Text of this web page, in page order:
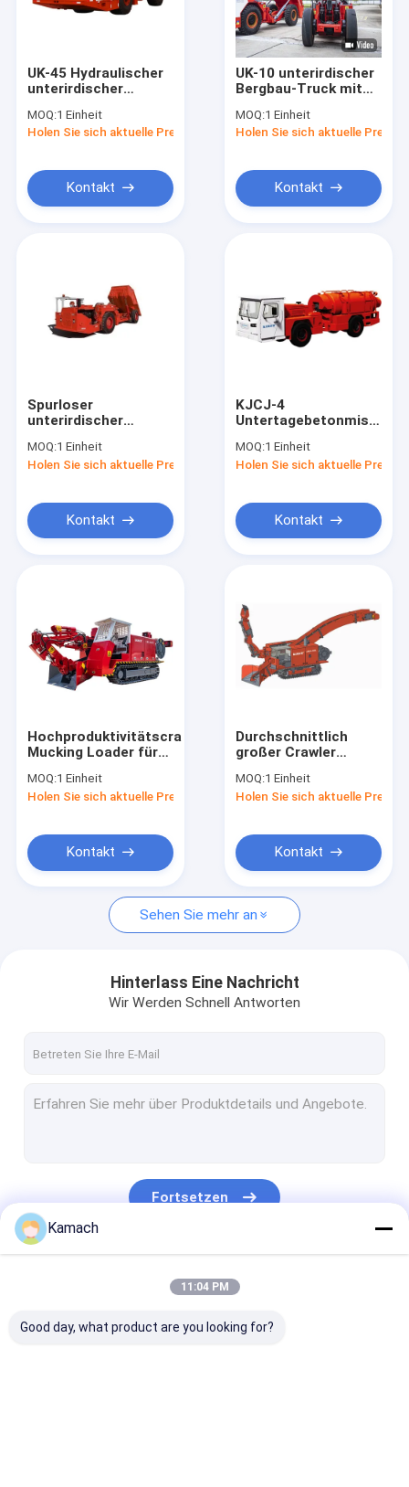
Über uns
Fabrik Tour
Alle Fälle
Referenzen
Rotations-Blastlochbohranlage
Oberflächenbohrgerät
Crawler-Mucking-Loader
UK-45 Hydraulischer
unterirdischer
Zentrale Gelenk 45
Tonnen
MOQ:1 Einheit
Holen Sie sich aktuelle Preis
Kontakt
UK-10 unterirdischer
Bergbau-Truck mit
von 10 t
MOQ:1 Einheit
Holen Sie sich aktuelle Preis
Kontakt
Spurloser
unterirdischer
für Erz effizient
langlebig und sicher
MOQ:1 Einheit
Holen Sie sich aktuelle Preis
Kontakt
KJCJ-4
Untertagebetonmischer
System
MOQ:1 Einheit
Holen Sie sich aktuelle Preis
Kontakt
Hochproduktivitätscrawler
Mucking Loader für
Ausgraben LWL-60
MOQ:1 Einheit
Holen Sie sich aktuelle Preis
Kontakt
Durchschnittlich
großer Crawler
LWLX-150L
MOQ:1 Einheit
Holen Sie sich aktuelle Preis
Kontakt
Sehen Sie mehr an
Hinterlass Eine Nachricht
Wir Werden Schnell Antworten
Fortsetzen
Kamach
11:04 PM
Good day, what product are you looking for?